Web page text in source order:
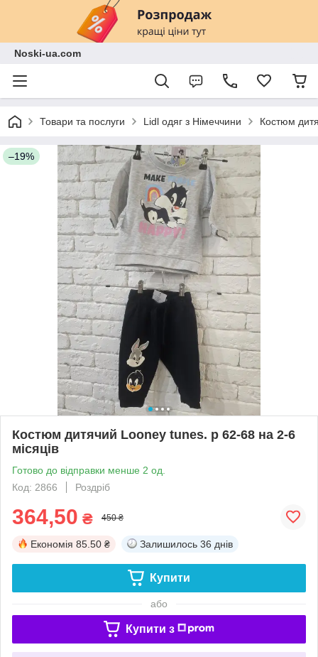
Noski-ua.com
Товари та послуги Lidl одяг з Німеччини Костюм
–19%
Костюм дитячий Looney tunes. р 62-68 на 2-6
місяців
Готово до відправки менше 2 од.
Код: 2866
Роздріб
364,50 ₴ 450 ₴
Економія 85.50 ₴ Залишилось 36 днів
Купити
або
Купити з